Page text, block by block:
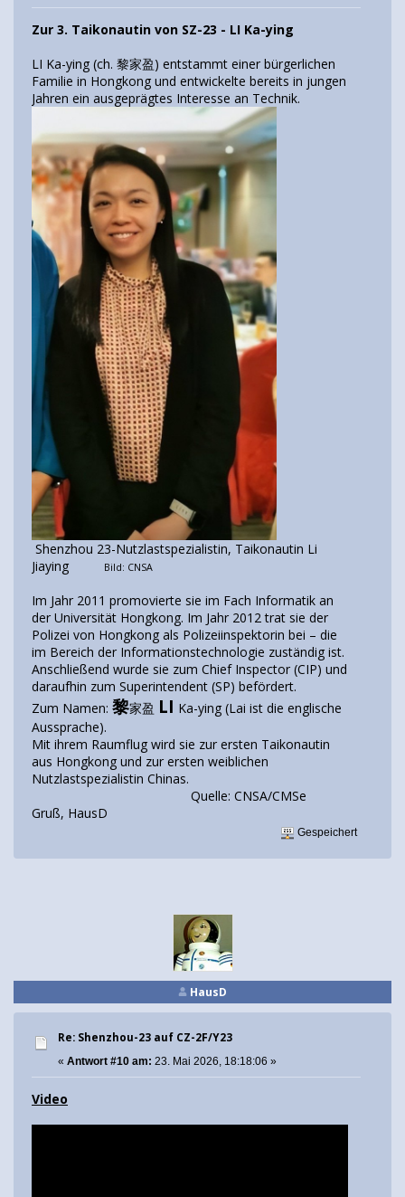
Zur 3. Taikonautin von SZ-23 - LI Ka-ying
LI Ka-ying (ch. 黎家盈) entstammt einer bürgerlichen
Familie in Hongkong und entwickelte bereits in jungen
Jahren ein ausgeprägtes Interesse an Technik.
Shenzhou 23-Nutzlastspezialistin, Taikonautin Li
Jiaying
Bild: CNSA
Im Jahr 2011 promovierte sie im Fach Informatik an
der Universität Hongkong. Im Jahr 2012 trat sie der
Polizei von Hongkong als Polizeiinspektorin bei – die
im Bereich der Informationstechnologie zuständig ist.
Anschließend wurde sie zum Chief Inspector (CIP) und
daraufhin zum Superintendent (SP) befördert.
Zum Namen: 黎家盈 LI Ka-ying (Lai ist die englische
Aussprache).
Mit ihrem Raumflug wird sie zur ersten Taikonautin
aus Hongkong und zur ersten weiblichen
Nutzlastspezialistin Chinas.
Quelle: CNSA/CMSe
Gruß, HausD
Gespeichert
HausD
Re: Shenzhou-23 auf CZ-2F/Y23
« Antwort #10 am: 23. Mai 2026, 18:18:06 »
Video